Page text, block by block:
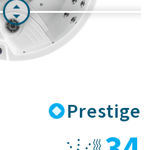
Prestige
Aquaestil
cookies) - to su
ističu (i automatski se
preglednik. Mi
kada se prijavite sa